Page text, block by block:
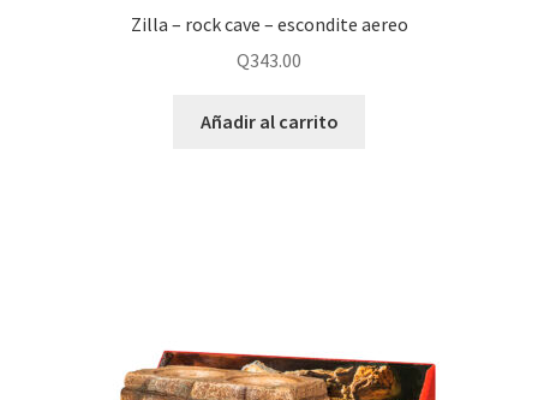
Zilla – rock cave – escondite aereo
Q343.00
Añadir al carrito